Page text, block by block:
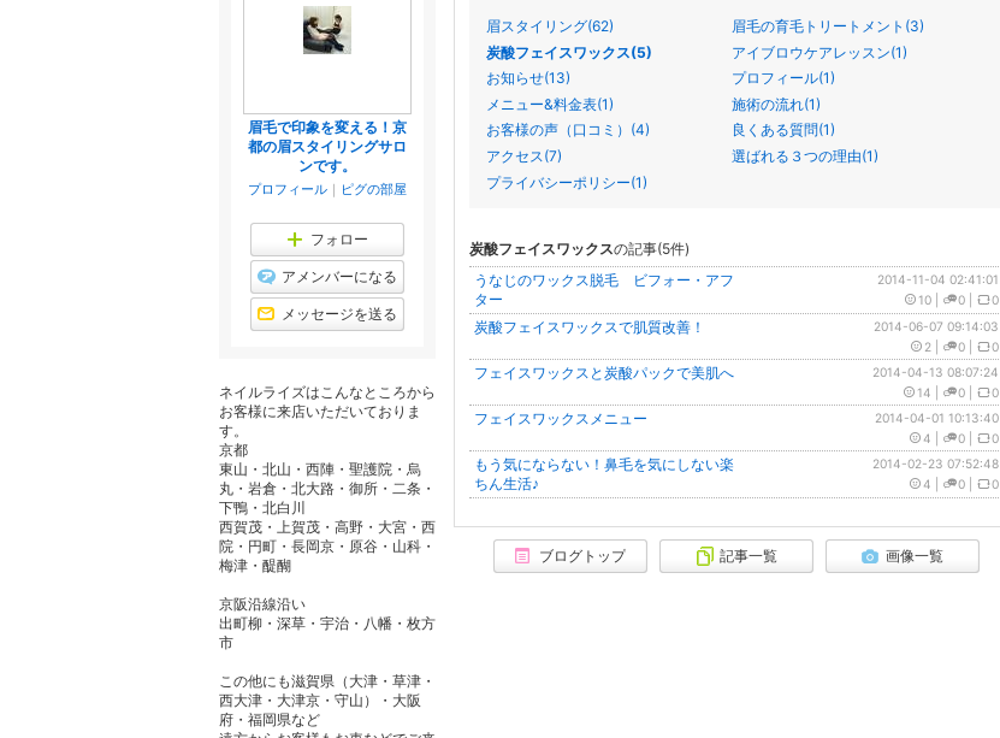
眉スタイリング(62)
眉毛の育毛トリートメント(3)
炭酸フェイスワックス(5)
アイブロウケアレッスン(1)
お知らせ(13)
プロフィール(1)
メニュー&料金表(1)
施術の流れ(1)
お客様の声（口コミ）(4)
良くある質問(1)
アクセス(7)
選ばれる３つの理由(1)
プライバシーポリシー(1)
炭酸フェイスワックスの記事(5件)
うなじのワックス脱毛 ビフォー・アフ
ター
2014-11-04 02:41:01
10
0 0
炭酸フェイスワックスで肌質改善！
2014-06-07 09:14:03
2
0 0
フェイスワックスと炭酸パックで美肌へ
2014-04-13 08:07:24
14
0 0
フェイスワックスメニュー
2014-04-01 10:13:40
4
0 0
もう気にならない！鼻毛を気にしない楽
ちん生活♪
2014-02-23 07:52:48
4
0 0
ブログトップ 記事一覧 画像一覧
眉毛で印象を変える！京
都の眉スタイリングサロ
ンです。
プロフィール ｜ ピグの部屋
フォロー
アメンバーになる
メッセージを送る
ネイルライズはこんなところから
お客様に来店いただいておりま
す。
京都
東山・北山・西陣・聖護院・烏
丸・岩倉・北大路・御所・二条・
下鴨・北白川
西賀茂・上賀茂・高野・大宮・西
院・円町・長岡京・原谷・山科・
梅津・醍醐
京阪沿線沿い
出町柳・深草・宇治・八幡・枚方
市
この他にも滋賀県（大津・草津・
西大津・大津京・守山）・大阪
府・福岡県など